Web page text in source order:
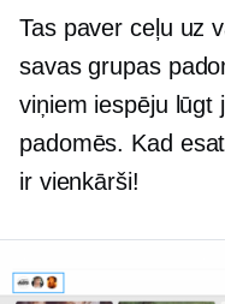
Tas paver ceļu uz
savas grupas
viņiem iespēju lūgt
padomēs. Kad
ir vienkārši!